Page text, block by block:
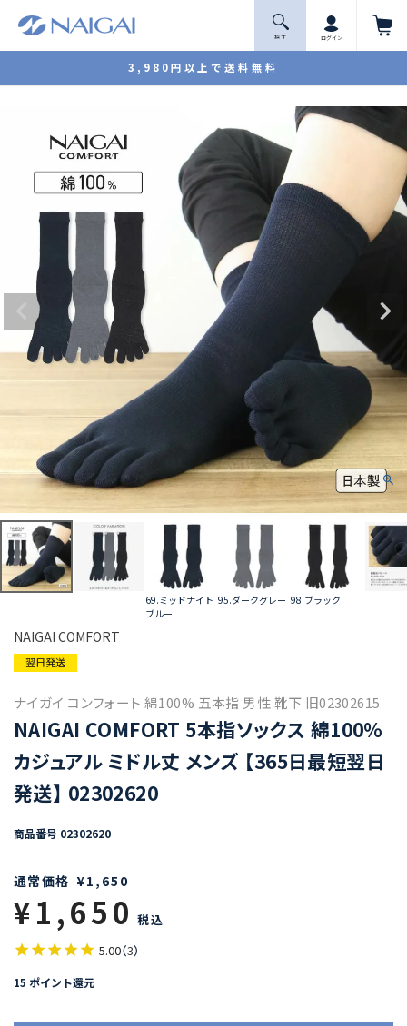
3,980円以上で送料無料
探 す ログイン
69.ミッドナイト
ブルー
95.ダークグレー 98.ブラック
NAIGAI COMFORT
翌日発送
ナイガイ コンフォート 綿100% 五本指 男性 靴下 旧02302615
NAIGAI COMFORT 5本指ソックス 綿100%
カジュアル ミドル丈 メンズ 【365日最短翌日
発送】 02302620
商品番号 02302620
通常価格 ¥1,650
¥1,650 税込
5.00（3）
15 ポイント還元